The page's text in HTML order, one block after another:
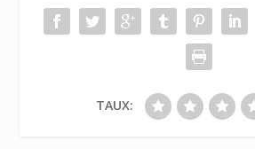
TAUX: